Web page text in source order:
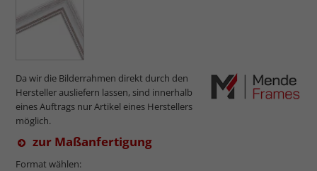
Da wir die Bilderrahmen direkt durch den
Hersteller ausliefern lassen, sind innerhalb
eines Auftrags nur Artikel eines Herstellers
möglich.
zur Maßanfertigung
Format wählen: